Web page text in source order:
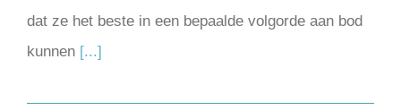
dat ze het beste in een bepaalde volgorde aan bod
kunnen [...]